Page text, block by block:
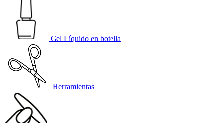
Gel Líquido en botella
Herramientas